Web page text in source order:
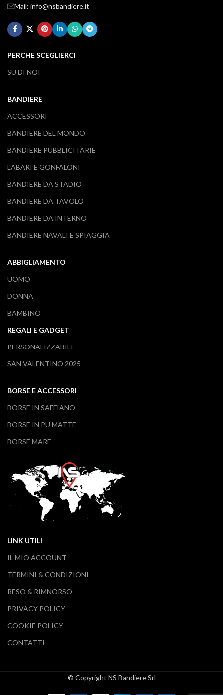
Mail: info@nsbandiere.it
PERCHE SCEGLIERCI
SU DI NOI
BANDIERE
ACCESSORI
BANDIERE DEL MONDO
BANDIERE PUBBLICITARIE
LABARI E GONFALONI
BANDIERE DA STADIO
BANDIERE DA TAVOLO
BANDIERE DA INTERNO
BANDIERE NAVALI E SPIAGGIA
ABBIGLIAMENTO
UOMO
DONNA
BAMBINO
REGALI E GADGET
PERSONALIZZABILI
SAN VALENTINO 2025
BORSE E ACCESSORI
BORSE IN SAFFIANO
BORSE IN PU MATTE
BORSE MARE
LINK UTILI
IL MIO ACCOUNT
TERMINI & CONDIZIONI
RESO & RIMNORSO
PRIVACY POLICY
COOKIE POLICY
CONTATTI
© Copyright NS Bandiere Srl